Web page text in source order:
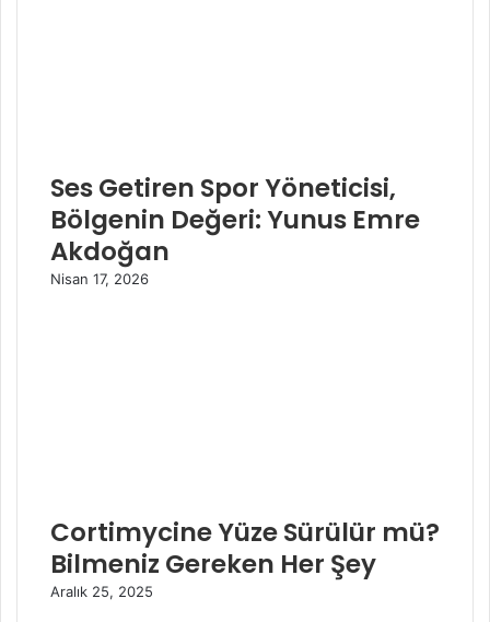
Ses Getiren Spor Yöneticisi,
Bölgenin Değeri: Yunus Emre
Akdoğan
Nisan 17, 2026
Cortimycine Yüze Sürülür mü?
Bilmeniz Gereken Her Şey
Aralık 25, 2025